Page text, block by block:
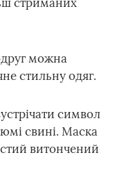
можна
стильну одяг.
символ
свині. Маска
витончений